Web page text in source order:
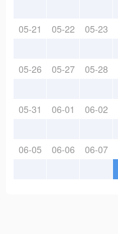
05-21 05-22 05-23
05-26 05-27 05-28
05-31 06-01 06-02
06-05 06-06 06-07